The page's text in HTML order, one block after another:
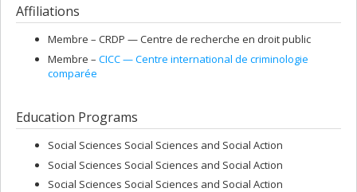
Affiliations
Membre – CRDP — Centre de recherche en droit public
Membre – CICC — Centre international de criminologie
comparée
Education Programs
Social Sciences Social Sciences and Social Action
Social Sciences Social Sciences and Social Action
Social Sciences Social Sciences and Social Action